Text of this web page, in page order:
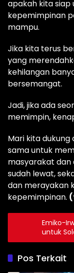
apakah kita siap
kepemimpinan
mampu.
Jika kita terus
yang
kehilangan
bersemangat.
Jadi, jika ada
memimpin,
Mari kita
sama untuk
masyarakat dan
sudah lewat,
dan merayakan
kepemimpinan.
Emiko-
untuk
Pos Terkait